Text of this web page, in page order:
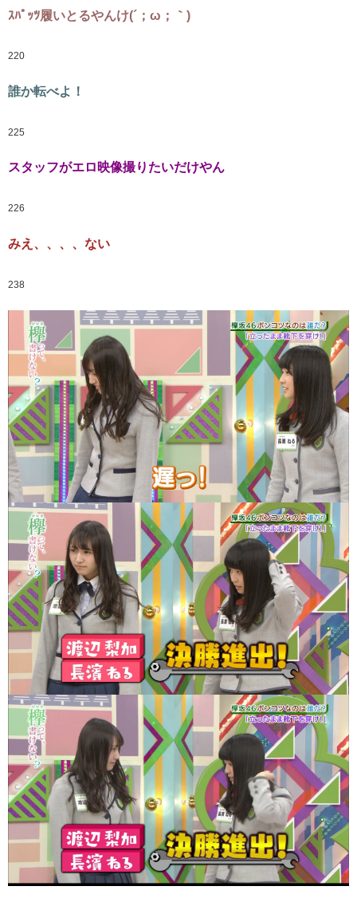
ｽﾊﾟｯﾂ履いとるやんけ(´；ω；｀)
220
誰か転べよ！
225
スタッフがエロ映像撮りたいだけやん
226
みえ、、、、ない
238